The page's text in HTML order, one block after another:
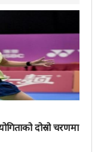
दोस्रो चरणमा